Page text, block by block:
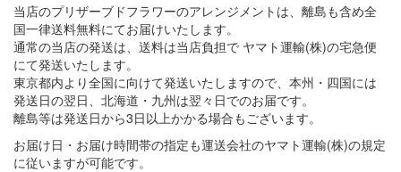
当店のプリザーブドフラワーのアレンジメントは、離島も含め全
国一律送料無料にてお届けいたします。
通常の当店の発送は、送料は当店負担で ヤマト運輸(株)の宅急便
にて発送いたします。
東京都内より全国に向けて発送いたしますので、本州・四国には
発送日の翌日、北海道・九州は翌々日でのお届です。
離島等は発送日から3日以上かかる場合もございます。
お届け日・お届け時間帯の指定も運送会社のヤマト運輸(株)の規定
に従いますが可能です。